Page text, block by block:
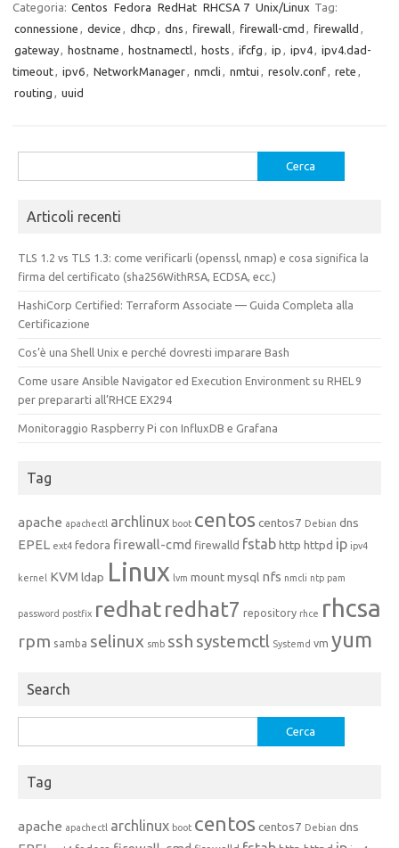
Categoria: Centos Fedora RedHat RHCSA 7 Unix/Linux Tag:
connessione , device , dhcp , dns , firewall, firewall-cmd , firewalld ,
gateway, hostname , hostnamectl, hosts , ifcfg , ip , ipv4, ipv4.dad-
timeout, ipv6, NetworkManager, nmcli , nmtui , resolv.conf, rete ,
routing , uuid
per:
Articoli recenti
TLS 1.2 vs TLS 1.3: come verificarli (openssl, nmap) e cosa significa la
firma del certificato (sha256WithRSA, ECDSA, ecc.)
HashiCorp Certified: Terraform Associate — Guida Completa alla
Certificazione
Cos’è una Shell Unix e perché dovresti imparare Bash
Come usare Ansible Navigator ed Execution Environment su RHEL 9
per prepararti all’RHCE EX294
Monitoraggio Raspberry Pi con InfluxDB e Grafana
Tag
apache apachectl archlinux boot centoscentos7 Debian dns
EPEL ext4 fedora firewall-cmd firewalld fstabhttp httpd ip ipv4
kernel KVM ldap Linux lvm mountmysql nfs nmcli ntp pam
password postfix redhatredhat7 repository rhce rhcsa
rpm samba selinux smb ssh systemctl Systemd vm yum
Search
per:
Tag
apache apachectl archlinux boot centoscentos7 Debian dns